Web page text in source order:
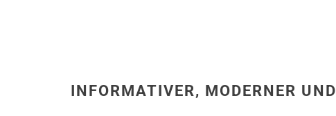
INFORMATIVER, MODERNER